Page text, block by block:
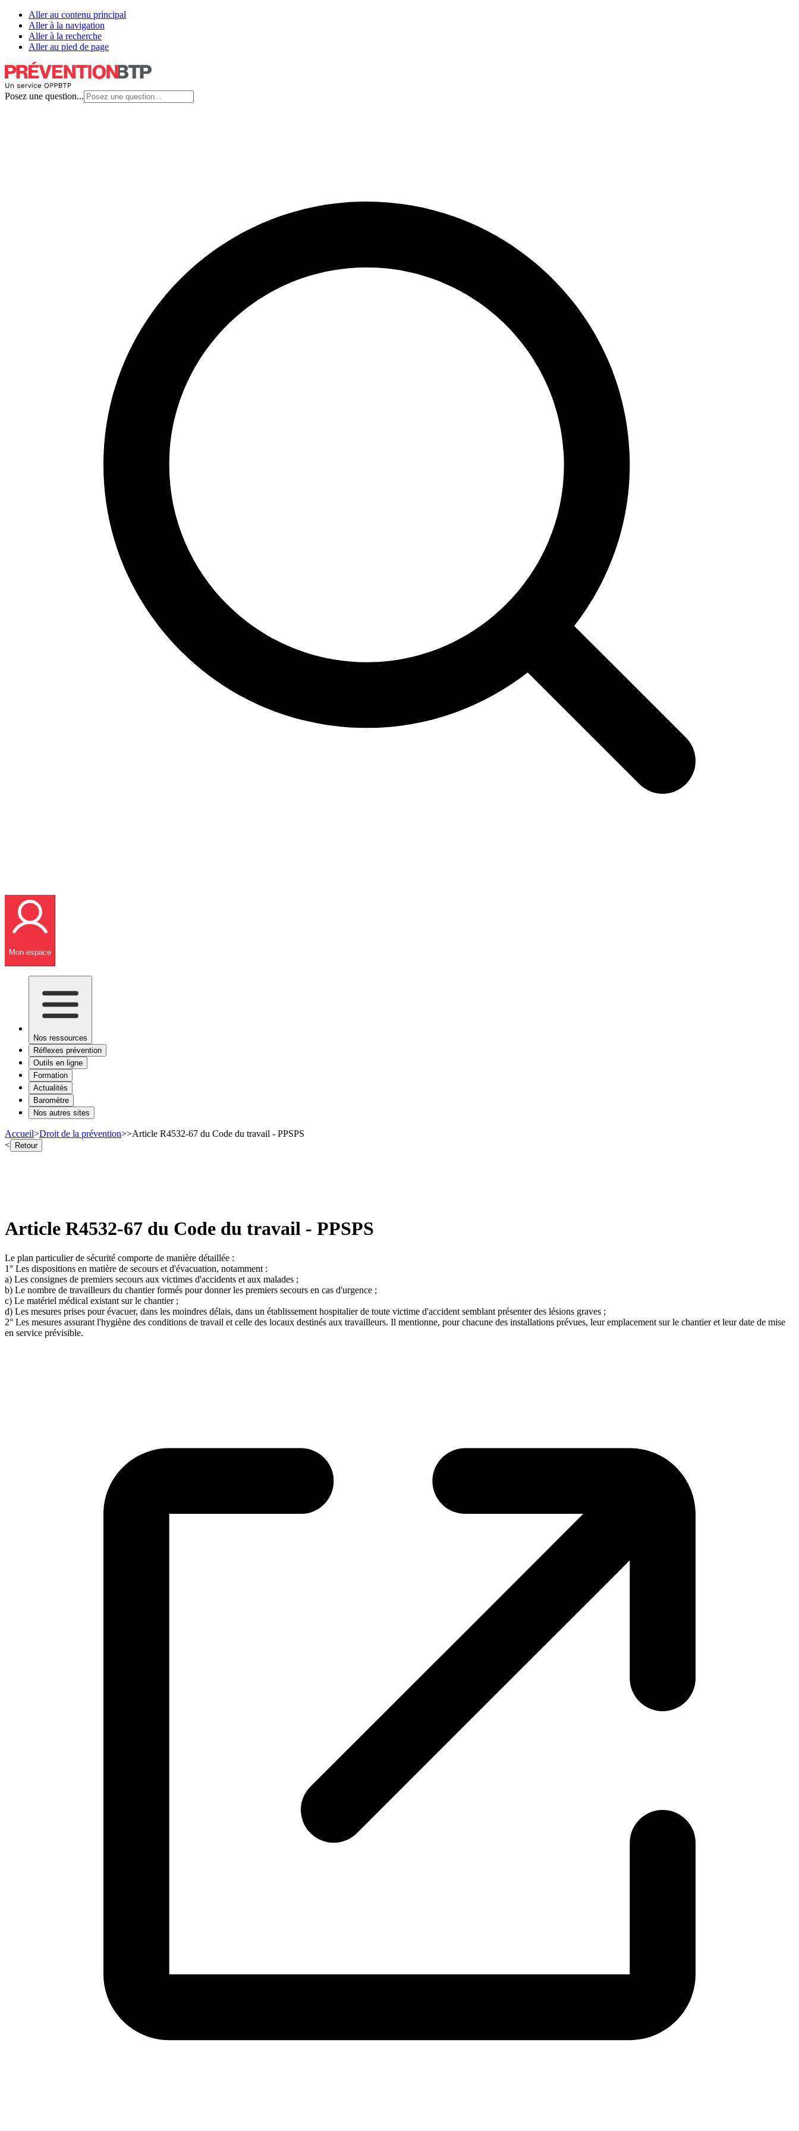
Aller au contenu principal
Aller à la navigation
Aller à la recherche
Aller au pied de page
Posez une question...
Mon espace
Nos ressources
Réflexes prévention
Outils en ligne
Formation
Actualités
Baromètre
Nos autres sites
Accueil>Droit de la prévention>>Article R4532-67 du Code du travail - PPSPS
< Retour
Article R4532-67 du Code du travail - PPSPS
Le plan particulier de sécurité comporte de manière détaillée :
1° Les dispositions en matière de secours et d'évacuation, notamment :
a) Les consignes de premiers secours aux victimes d'accidents et aux malades ;
b) Le nombre de travailleurs du chantier formés pour donner les premiers secours en cas d'urgence ;
c) Le matériel médical existant sur le chantier ;
d) Les mesures prises pour évacuer, dans les moindres délais, dans un établissement hospitalier de toute victime d'accident semblant présenter des lésions graves ;
2° Les mesures assurant l'hygiène des conditions de travail et celle des locaux destinés aux travailleurs. Il mentionne, pour chacune des installations prévues, leur emplacement sur le chantier et leur date de mise
en service prévisible.